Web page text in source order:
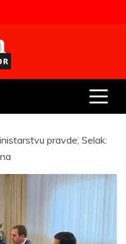
pravde; Selak: